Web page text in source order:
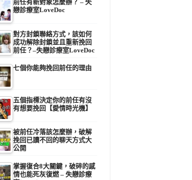
前任有新對象怎麼辦？ – 失
戀診療室LoveDoc
對方封鎖聯絡方式，該如何
成功解除封鎖並且重新挽回
前任？–失戀診療室LoveDoc
七個你能夠挽回前任的理由
五個指標決定你的前任有沒
有想要挽回【愛情時光機】
被前任冷落該怎麼辦，破解
挽回已讀不回的聊天方式大
公開
掌握復合8大關鍵，破碎的感
情也能死灰復燃 – 失戀診療